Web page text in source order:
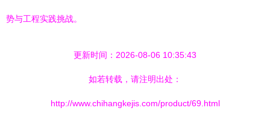
势与工程实践挑战。
更新时间：2026-08-06 10:35:43
如若转载，请注明出处：
http://www.chihangkejis.com/product/69.html